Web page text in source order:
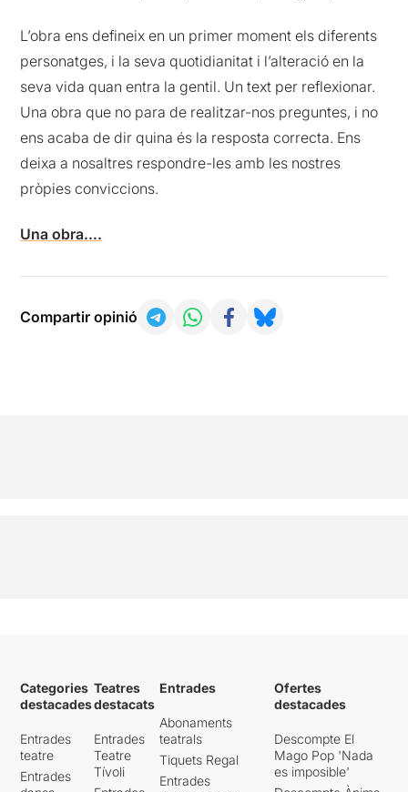
L’obra ens defineix en un primer moment els diferents
personatges, i la seva quotidianitat i l’alteració en la
seva vida quan entra la gentil. Un text per reflexionar.
Una obra que no para de realitzar-nos preguntes, i no
ens acaba de dir quina és la resposta correcta. Ens
deixa a nosaltres respondre-les amb les nostres
pròpies conviccions.
Una obra….
Compartir opinió
Categories
destacades
Entrades
teatre
Entrades
Teatres
destacats
Entrades
Teatre
Tívoli
Entrades
Abonaments
teatrals
Tiquets Regal
Entrades
Ofertes
destacades
Descompte El
Mago Pop 'Nada
es imposible'